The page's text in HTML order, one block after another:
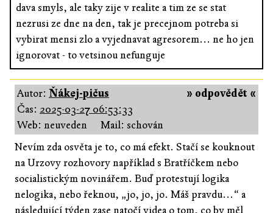
dava smyls, ale taky zije v realite a tim ze se stat
nezrusi ze dne na den, tak je precejnom potreba si
vybirat mensi zlo a vyjednavat agresorem... ne ho jen
ignorovat - to vetsinou nefunguje
» odpovědět «
Autor: Ňákej-pičus
Čas: 2025-03-27 06:53:33
Web: neuveden
Mail: schován
Nevím zda osvěta je to, co má efekt. Stačí se kouknout
na Urzovy rozhovory například s Bratříčkem nebo
socialistickým novinářem. Buď protestují logika
nelogika, nebo řeknou, „jo, jo, jo. Máš pravdu...“ a
následující týden zase natočí videa o tom, co by měl